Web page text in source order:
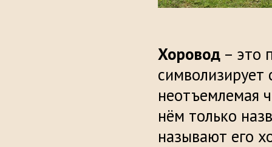
Хоровод – это
символизирует
неотъемлемая
нём только
называют его